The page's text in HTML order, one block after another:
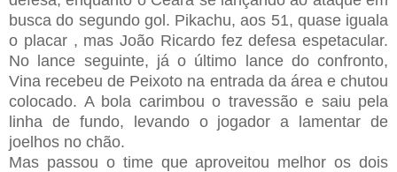
busca do segundo gol. Pikachu, aos 51, quase iguala
o placar , mas João Ricardo fez defesa espetacular.
No lance seguinte, já o último lance do confronto,
Vina recebeu de Peixoto na entrada da área e chutou
colocado. A bola carimbou o travessão e saiu pela
linha de fundo, levando o jogador a lamentar de
joelhos no chão.
Mas passou o time que aproveitou melhor os dois